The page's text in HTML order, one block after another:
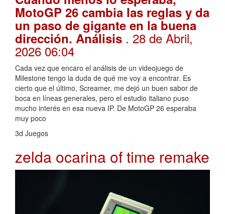
MotoGP 26 cambia las reglas y da
un paso de gigante en la buena
dirección. Análisis . 28 de Abril,
2026 06:04
Cada vez que encaro el análisis de un videojuego de
Milestone tengo la duda de qué me voy a encontrar. Es
cierto que el último, Screamer, me dejó un buen sabor de
boca en líneas generales, pero el estudio italiano puso
mucho interés en esa nueva IP. De MotoGP 26 esperaba
muy poco
3d Juegos
zelda ocarina of time remake